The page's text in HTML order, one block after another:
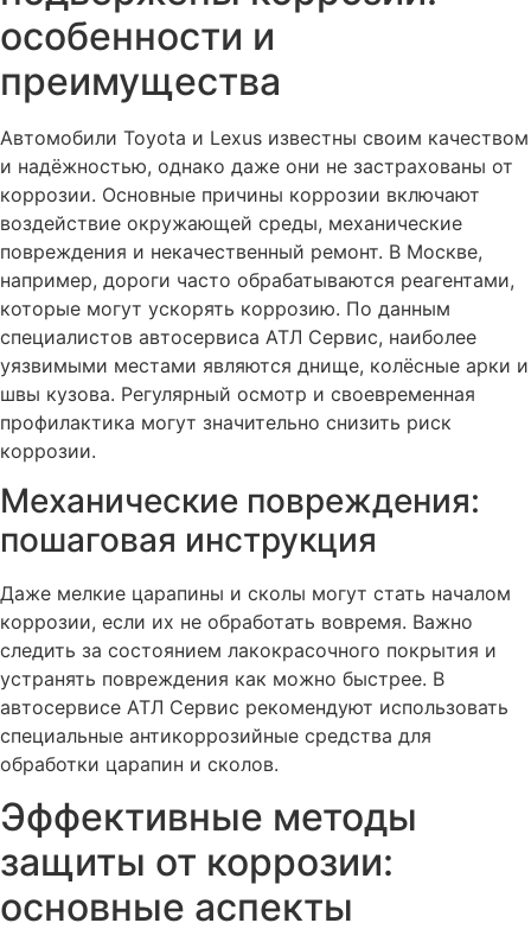
особенности и
преимущества
Автомобили Toyota и Lexus известны своим качеством
и надёжностью, однако даже они не застрахованы от
коррозии. Основные причины коррозии включают
воздействие окружающей среды, механические
повреждения и некачественный ремонт. В Москве,
например, дороги часто обрабатываются реагентами,
которые могут ускорять коррозию. По данным
специалистов автосервиса АТЛ Сервис, наиболее
уязвимыми местами являются днище, колёсные арки и
швы кузова. Регулярный осмотр и своевременная
профилактика могут значительно снизить риск
коррозии.
Механические повреждения:
пошаговая инструкция
Даже мелкие царапины и сколы могут стать началом
коррозии, если их не обработать вовремя. Важно
следить за состоянием лакокрасочного покрытия и
устранять повреждения как можно быстрее. В
автосервисе АТЛ Сервис рекомендуют использовать
специальные антикоррозийные средства для
обработки царапин и сколов.
Эффективные методы
защиты от коррозии:
основные аспекты